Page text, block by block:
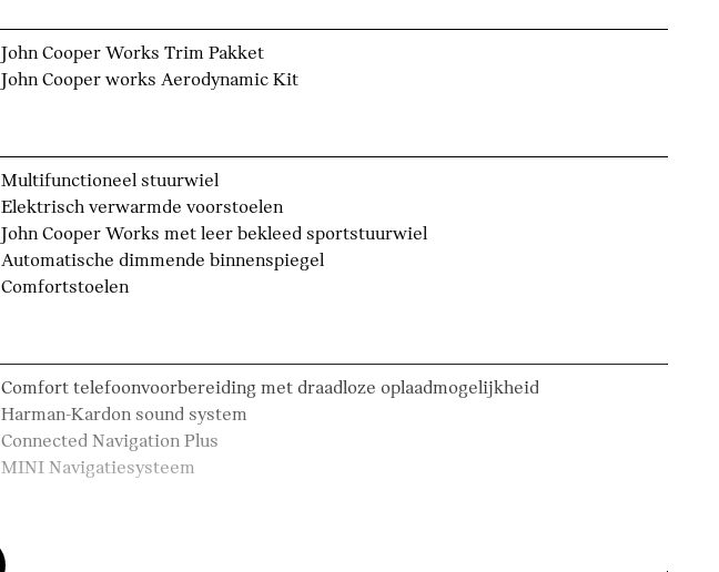
John Cooper Works Trim Pakket
John Cooper works Aerodynamic Kit
Multifunctioneel stuurwiel
Elektrisch verwarmde voorstoelen
John Cooper Works met leer bekleed sportstuurwiel
Automatische dimmende binnenspiegel
Comfortstoelen
Comfort telefoonvoorbereiding met draadloze oplaadmogelijkheid
Harman-Kardon sound system
Connected Navigation Plus
MINI Navigatiesysteem